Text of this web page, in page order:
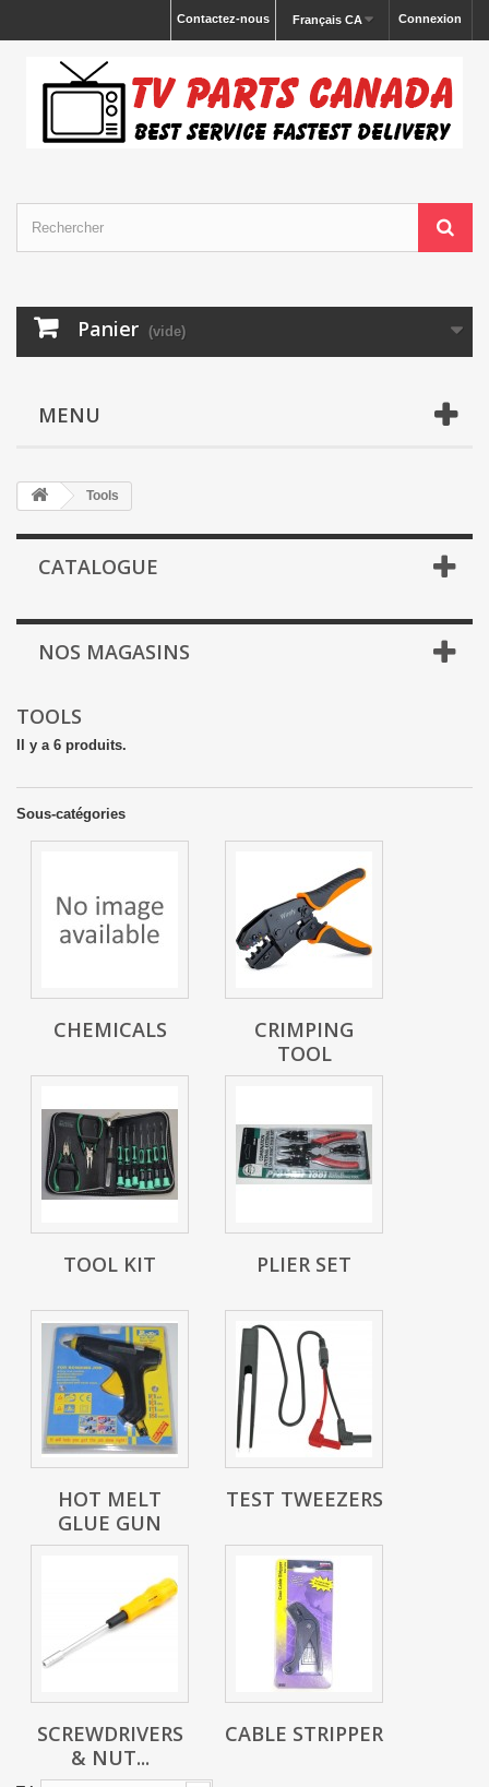
Connexion
Français CA
Contactez-nous
Panier (vide)
MENU
Tools
CATALOGUE
NOS MAGASINS
TOOLS
Il y a 6 produits.
Sous-catégories
CHEMICALS
CRIMPING
TOOL
TOOL KIT PLIER SET
HOT MELT
GLUE GUN
TEST TWEEZERS
SCREWDRIVERS
& NUT...
CABLE STRIPPER